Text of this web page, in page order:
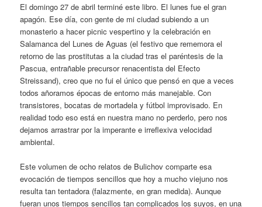
El domingo 27 de abril terminé este libro. El lunes fue el gran
apagón. Ese día, con gente de mi ciudad subiendo a un
monasterio a hacer picnic vespertino y la celebración en
Salamanca del Lunes de Aguas (el festivo que rememora el
retorno de las prostitutas a la ciudad tras el paréntesis de la
Pascua, entrañable precursor renacentista del Efecto
Streissand), creo que no fui el único que pensó en que a veces
todos añoramos épocas de entorno más manejable. Con
transistores, bocatas de mortadela y fútbol improvisado. En
realidad todo eso está en nuestra mano no perderlo, pero nos
dejamos arrastrar por la imperante e irreflexiva velocidad
ambiental.
Este volumen de ocho relatos de Bulichov comparte esa
evocación de tiempos sencillos que hoy a mucho viejuno nos
resulta tan tentadora (falazmente, en gran medida). Aunque
fueran unos tiempos sencillos tan complicados los suyos, en una